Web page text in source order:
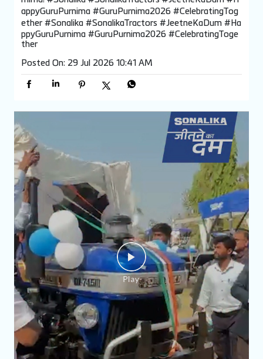
appyGuruPurnima #GuruPurnima2026 #CelebratingTog
ether #Sonalika #SonalikaTractors #JeetneKaDum #Ha
ppyGuruPurnima #GuruPurnima2026 #CelebratingToge
ther
Posted On: 29 Jul 2026 10:41 AM